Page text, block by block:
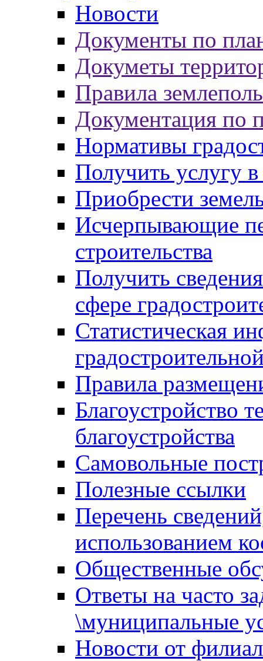
Новости
Документы по
Докуметы
Правила
Документация по
Нормативы
Получить услугу в
Приобрести
Исчерпывающие
строительства
Получить
сфере
Статистическая
Правила
Благоустройство
благоустройства
Самовольные
Полезные ссылки
Перечень
использованием
Общественные
Ответы на часто
\муниципальные
Новости от